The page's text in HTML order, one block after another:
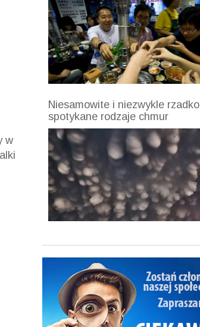
w
Niesamowite i niezwykle rzadko
spotykane rodzaje chmur